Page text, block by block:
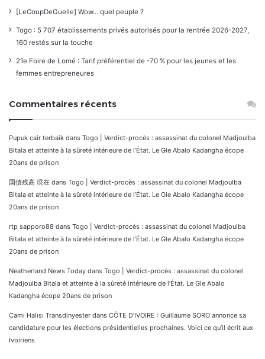
[LeCoupDeGuelle] Wow… quel peuple ?
Togo : 5 707 établissements privés autorisés pour la rentrée 2026-2027,
160 restés sur la touche
21e Foire de Lomé : Tarif préférentiel de -70 % pour les jeunes et les
femmes entrepreneures
Commentaires récents
Pupuk cair terbaik dans Togo | Verdict-procès : assassinat du colonel Madjoulba
Bitala et atteinte à la sûreté intérieure de l’État. Le Gle Abalo Kadangha écope
20ans de prison
国債残高 現在 dans Togo | Verdict-procès : assassinat du colonel Madjoulba
Bitala et atteinte à la sûreté intérieure de l’État. Le Gle Abalo Kadangha écope
20ans de prison
rtp sapporo88 dans Togo | Verdict-procès : assassinat du colonel Madjoulba
Bitala et atteinte à la sûreté intérieure de l’État. Le Gle Abalo Kadangha écope
20ans de prison
Neatherland News Today dans Togo | Verdict-procès : assassinat du colonel
Madjoulba Bitala et atteinte à la sûreté intérieure de l’État. Le Gle Abalo
Kadangha écope 20ans de prison
Cami Halısı Transdinyester dans CÔTE D’IVOIRE : Guillaume SORO annonce sa
candidature pour les élections présidentielles prochaines. Voici ce qu’il écrit aux
Ivoiriens